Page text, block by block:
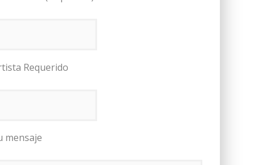
Requerido
mensaje